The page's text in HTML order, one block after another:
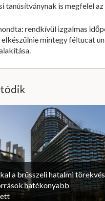
tanúsítványnak is megfelel
rendkívül izgalmas
mintegy féltucat
a brüsszeli hatalmi
hatékonyabb